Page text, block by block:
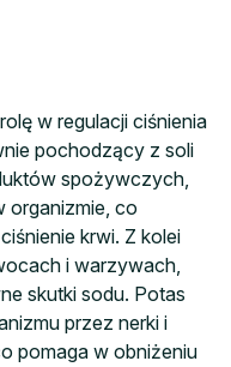
w regulacji ciśnienia
pochodzący z soli
spożywczych,
organizmie, co
krwi. Z kolei
i warzywach,
skutki sodu. Potas
przez nerki i
pomaga w obniżeniu